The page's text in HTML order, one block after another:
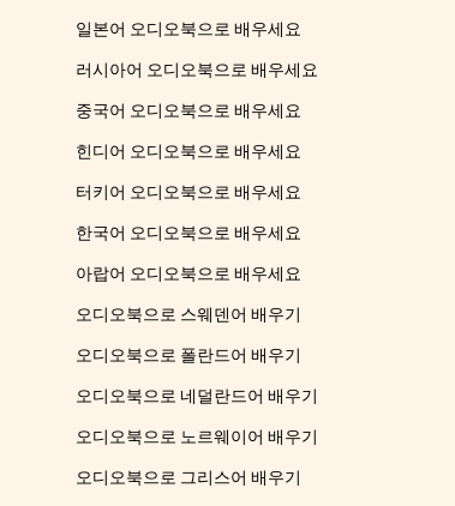
일본어 오디오북으로 배우세요
러시아어 오디오북으로 배우세요
중국어 오디오북으로 배우세요
힌디어 오디오북으로 배우세요
터키어 오디오북으로 배우세요
한국어 오디오북으로 배우세요
아랍어 오디오북으로 배우세요
오디오북으로 스웨덴어 배우기
오디오북으로 폴란드어 배우기
오디오북으로 네덜란드어 배우기
오디오북으로 노르웨이어 배우기
오디오북으로 그리스어 배우기